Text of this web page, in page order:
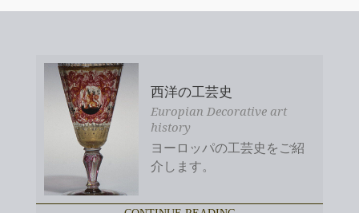
西洋の工芸史
Europian Decorative art
history
ヨーロッパの工芸史をご紹
介します。